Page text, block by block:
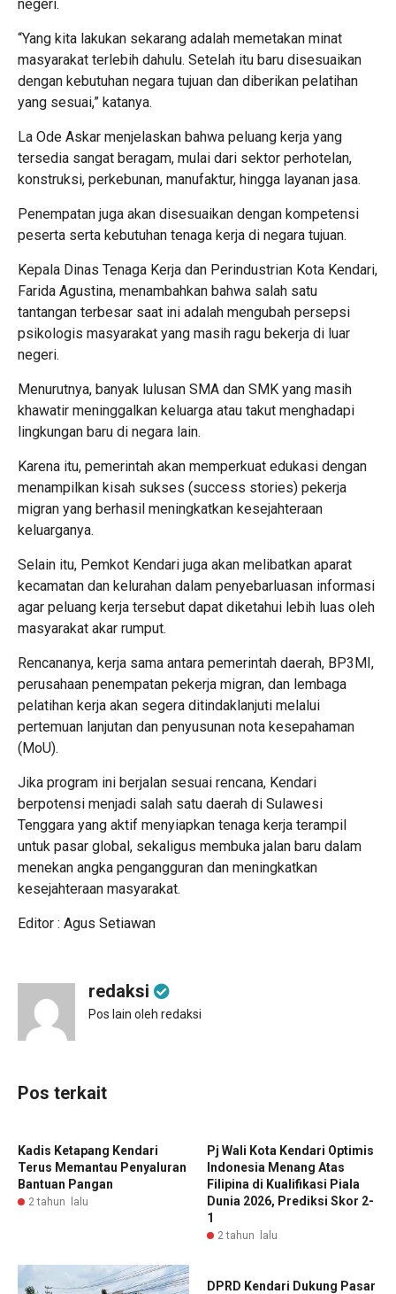
negeri.
“Yang kita lakukan sekarang adalah memetakan minat
masyarakat terlebih dahulu. Setelah itu baru disesuaikan
dengan kebutuhan negara tujuan dan diberikan pelatihan
yang sesuai,” katanya.
La Ode Askar menjelaskan bahwa peluang kerja yang
tersedia sangat beragam, mulai dari sektor perhotelan,
konstruksi, perkebunan, manufaktur, hingga layanan jasa.
Penempatan juga akan disesuaikan dengan kompetensi
peserta serta kebutuhan tenaga kerja di negara tujuan.
Kepala Dinas Tenaga Kerja dan Perindustrian Kota Kendari,
Farida Agustina, menambahkan bahwa salah satu
tantangan terbesar saat ini adalah mengubah persepsi
psikologis masyarakat yang masih ragu bekerja di luar
negeri.
Menurutnya, banyak lulusan SMA dan SMK yang masih
khawatir meninggalkan keluarga atau takut menghadapi
lingkungan baru di negara lain.
Karena itu, pemerintah akan memperkuat edukasi dengan
menampilkan kisah sukses (success stories) pekerja
migran yang berhasil meningkatkan kesejahteraan
keluarganya.
Selain itu, Pemkot Kendari juga akan melibatkan aparat
kecamatan dan kelurahan dalam penyebarluasan informasi
agar peluang kerja tersebut dapat diketahui lebih luas oleh
masyarakat akar rumput.
Rencananya, kerja sama antara pemerintah daerah, BP3MI,
perusahaan penempatan pekerja migran, dan lembaga
pelatihan kerja akan segera ditindaklanjuti melalui
pertemuan lanjutan dan penyusunan nota kesepahaman
(MoU).
Jika program ini berjalan sesuai rencana, Kendari
berpotensi menjadi salah satu daerah di Sulawesi
Tenggara yang aktif menyiapkan tenaga kerja terampil
untuk pasar global, sekaligus membuka jalan baru dalam
menekan angka pengangguran dan meningkatkan
kesejahteraan masyarakat.
Editor : Agus Setiawan
redaksi
Pos lain oleh redaksi
Pos terkait
Kadis Ketapang Kendari
Terus Memantau Penyaluran
Bantuan Pangan
2 tahun lalu
Pj Wali Kota Kendari Optimis
Indonesia Menang Atas
Filipina di Kualifikasi Piala
Dunia 2026, Prediksi Skor 2-
1
2 tahun lalu
DPRD Kendari Dukung Pasar